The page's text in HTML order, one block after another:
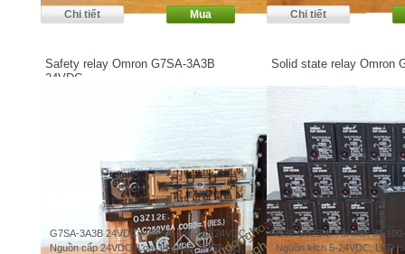
Safety relay Omron G7SA-3A3B
24VDC
G7SA-3A3B 24VDC + P7SA-14F-ND 24VDC.
Nguồn cấp 24VDC, Loại 14 chân, 3PST-NO,
Solid state relay Omron
G3F-203SN. Tải max 3A
Nguồn kích 5-24VDC, LED